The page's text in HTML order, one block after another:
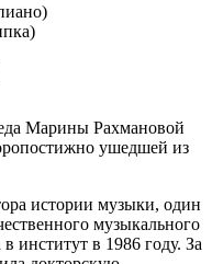
Марины Рахмановой
ушедшей из
истории музыки, один
музыкального
институт в 1986 году. За